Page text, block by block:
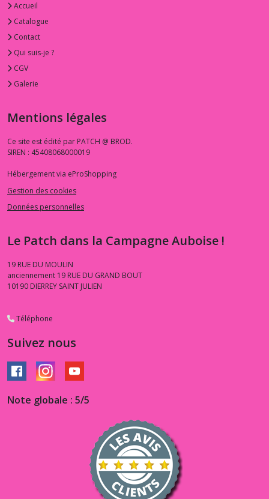
Accueil
Catalogue
Contact
Qui suis-je ?
CGV
Galerie
Mentions légales
Ce site est édité par PATCH @ BROD.
SIREN : 45408068000019
Hébergement via eProShopping
Gestion des cookies
Données personnelles
Le Patch dans la Campagne Auboise !
19 RUE DU MOULIN
anciennement 19 RUE DU GRAND BOUT
10190 DIERREY SAINT JULIEN
Téléphone
Suivez nous
Note globale : 5/5